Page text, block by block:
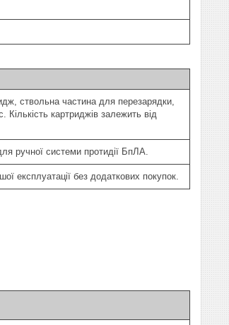
ствольна частина для перезарядки,
картриджів залежить від
ручної системи протидії БпЛА.
експлуатації без додаткових покупок.